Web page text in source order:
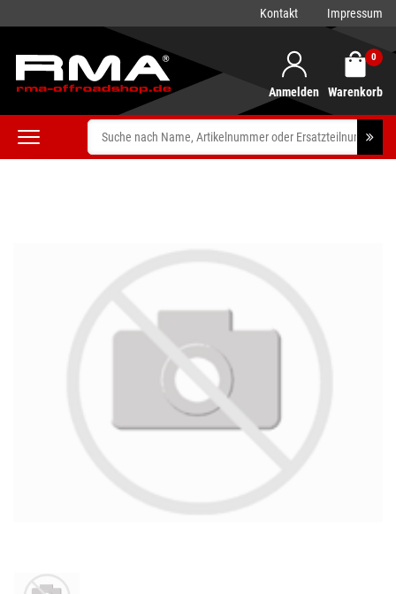
Kontakt Impressum
Anmelden
0
Warenkorb